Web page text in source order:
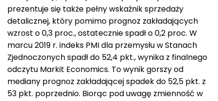
prezentuje się także pełny wskaźnik sprzedaży
detalicznej, który pomimo prognoz zakładających
wzrost o 0,3 proc., ostatecznie spadł o 0,2 proc. W
marcu 2019 r. indeks PMI dla przemysłu w Stanach
Zjednoczonych spadł do 52,4 pkt., wynika z finalnego
odczytu Markit Economics. To wynik gorszy od
mediany prognoz zakładającej spadek do 52,5 pkt. z
53 pkt. poprzednio. Biorąc pod uwagę zmienność w